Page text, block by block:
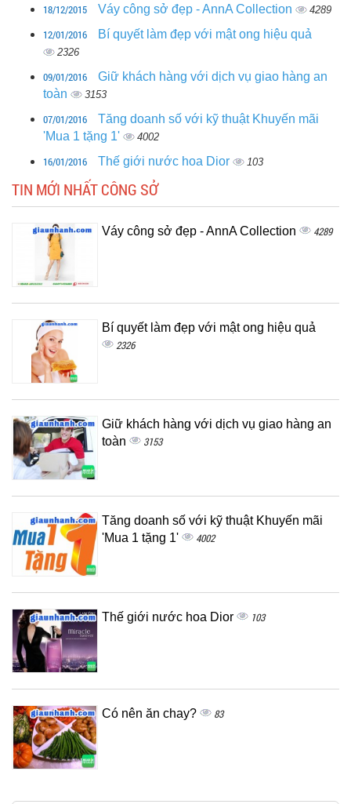
18/12/2015 Váy công sở đẹp - AnnA Collection 4289
12/01/2016 Bí quyết làm đẹp với mật ong hiệu quả
2326
09/01/2016
Giữ khách hàng với dịch vụ giao hàng an
toàn
3153
07/01/2016
Tăng doanh số với kỹ thuật Khuyến mãi
'Mua 1 tặng 1'
4002
16/01/2016 Thế giới nước hoa Dior 103
TIN MỚI NHẤT CÔNG SỞ
Váy công sở đẹp - AnnA Collection 4289
Bí quyết làm đẹp với mật ong hiệu quả
2326
Giữ khách hàng với dịch vụ giao hàng an
toàn
3153
Tăng doanh số với kỹ thuật Khuyến mãi
'Mua 1 tặng 1'
4002
Thế giới nước hoa Dior 103
Có nên ăn chay? 83